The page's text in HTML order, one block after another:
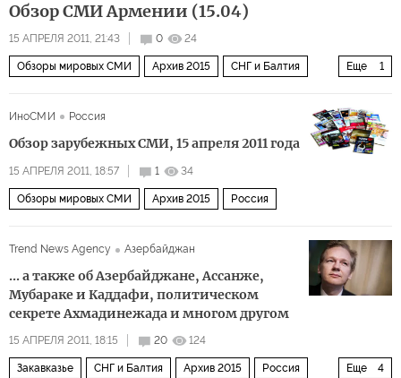
Обзор СМИ Армении (15.04)
15 АПРЕЛЯ 2011, 21:43 0 24
Еще 1
Обзоры мировых СМИ Архив 2015 СНГ и Балтия
ИноСМИ
Россия
Обзор зарубежных СМИ, 15 апреля 2011 года
15 АПРЕЛЯ 2011, 18:57 1 34
Обзоры мировых СМИ Архив 2015 Россия
Trend News Agency Азербайджан
... а также об Азербайджане, Ассанже,
Мубараке и Каддафи, политическом
секрете Ахмадинежада и многом другом
15 АПРЕЛЯ 2011, 18:15 20 124
Еще 4
Закавказье СНГ и Балтия Архив 2015 Россия